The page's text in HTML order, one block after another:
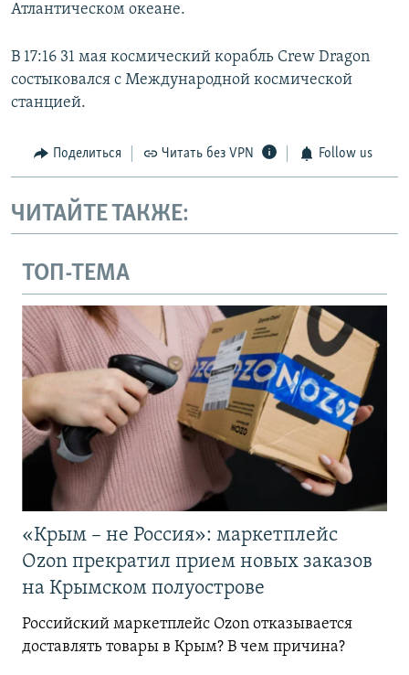
Атлантическом океане.
В 17:16 31 мая космический корабль Crew Dragon
состыковался с Международной космической
станцией.
Поделиться Читать без VPN Follow us
ЧИТАЙТЕ ТАКЖЕ:
ТОП-ТЕМА
«Крым – не Россия»: маркетплейс
Ozon прекратил прием новых заказов
на Крымском полуострове
Российский маркетплейс Ozon отказывается
доставлять товары в Крым? В чем причина?